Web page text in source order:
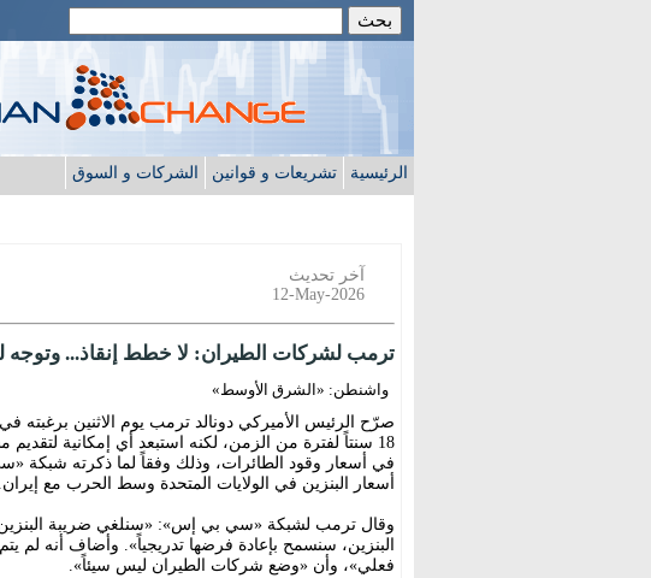
الرئيسية تشريعات و قوانين الشركات و السوق
آخر تحديث
12-May-2026
ترمب لشركات الطيران: لا خطط إنقاذ... وتوجه
واشنطن: «الشرق الأوسط»
صرّح الرئيس الأميركي دونالد ترمب يوم الاثنين برغبته في
18 سنتاً لفترة من الزمن، لكنه استبعد أي إمكانية
في أسعار وقود الطائرات، وذلك وفقاً لما ذكرته شبكة
أسعار البنزين في الولايات المتحدة وسط الحرب مع إيران.
وقال ترمب لشبكة «سي بي إس»: «سنلغي ضريبة البنزين
البنزين، سنسمح بإعادة فرضها تدريجياً». وأضاف أنه لم
فعلي»، وأن «وضع شركات الطيران ليس سيئاً».